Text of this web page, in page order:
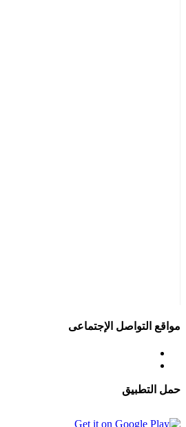
مواقع التواصل الإجتماعى
حمل التطبيق